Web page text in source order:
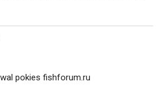
pokies fishforum.ru